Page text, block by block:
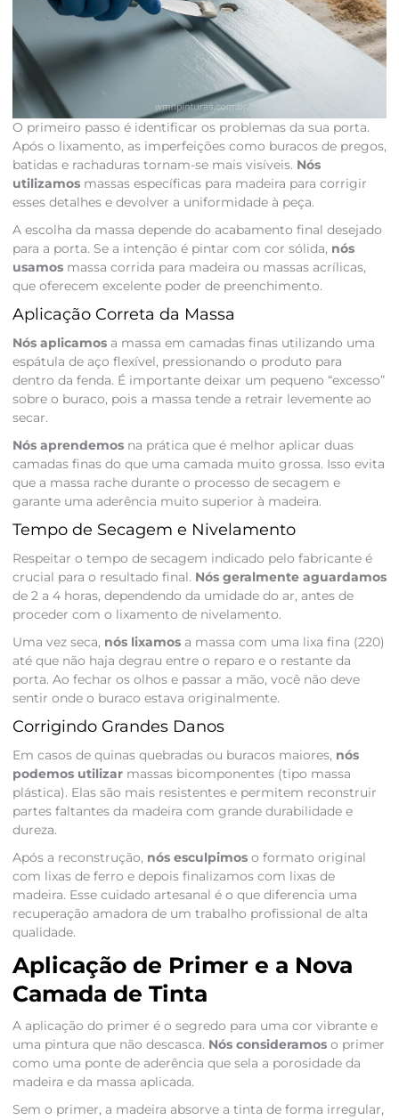
O primeiro passo é identificar os problemas da sua porta.
Após o lixamento, as imperfeições como buracos de pregos,
batidas e rachaduras tornam-se mais visíveis. Nós
utilizamosmassas específicas para madeira para corrigir
esses detalhes e devolver a uniformidade à peça.
A escolha da massa depende do acabamento final desejado
para a porta. Se a intenção é pintar com cor sólida, nós
usamosmassa corrida para madeira ou massas acrílicas,
que oferecem excelente poder de preenchimento.
Aplicação Correta da Massa
Nós aplicamosa massa em camadas finas utilizando uma
espátula de aço flexível, pressionando o produto para
dentro da fenda. É importante deixar um pequeno “excesso”
sobre o buraco, pois a massa tende a retrair levemente ao
secar.
Nós aprendemosna prática que é melhor aplicar duas
camadas finas do que uma camada muito grossa. Isso evita
que a massa rache durante o processo de secagem e
garante uma aderência muito superior à madeira.
Tempo de Secagem e Nivelamento
Respeitar o tempo de secagem indicado pelo fabricante é
crucial para o resultado final. Nós geralmente aguardamos
de 2 a 4 horas, dependendo da umidade do ar, antes de
proceder com o lixamento de nivelamento.
Uma vez seca, nós lixamosa massa com uma lixa fina (220)
até que não haja degrau entre o reparo e o restante da
porta. Ao fechar os olhos e passar a mão, você não deve
sentir onde o buraco estava originalmente.
Corrigindo Grandes Danos
Em casos de quinas quebradas ou buracos maiores, nós
podemos utilizarmassas bicomponentes (tipo massa
plástica). Elas são mais resistentes e permitem reconstruir
partes faltantes da madeira com grande durabilidade e
dureza.
Após a reconstrução, nós esculpimoso formato original
com lixas de ferro e depois finalizamos com lixas de
madeira. Esse cuidado artesanal é o que diferencia uma
recuperação amadora de um trabalho profissional de alta
qualidade.
Aplicação de Primer e a Nova
Camada de Tinta
A aplicação do primer é o segredo para uma cor vibrante e
uma pintura que não descasca. Nós consideramoso primer
como uma ponte de aderência que sela a porosidade da
madeira e da massa aplicada.
Sem o primer, a madeira absorve a tinta de forma irregular,